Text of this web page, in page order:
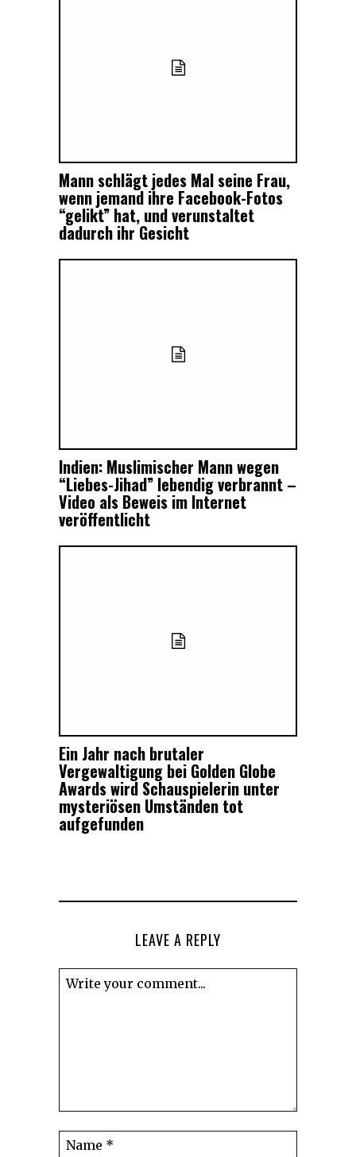
Mann schlägt jedes Mal seine Frau,
wenn jemand ihre Facebook-Fotos
“gelikt” hat, und verunstaltet
dadurch ihr Gesicht
Indien: Muslimischer Mann wegen
“Liebes-Jihad” lebendig verbrannt –
Video als Beweis im Internet
veröffentlicht
Ein Jahr nach brutaler
Vergewaltigung bei Golden Globe
Awards wird Schauspielerin unter
mysteriösen Umständen tot
aufgefunden
LEAVE A REPLY